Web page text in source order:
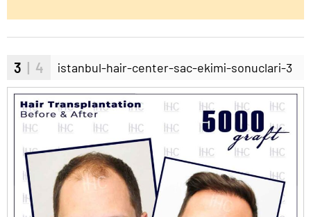
3 | 4 istanbul-hair-center-sac-ekimi-sonuclari-3